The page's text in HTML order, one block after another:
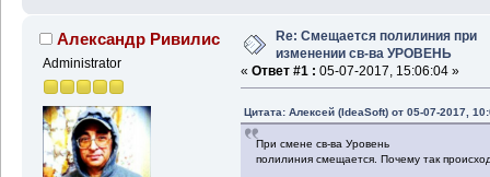
Александр Ривилис
Administrator
Re: Смещается полилиния при
изменении св-ва УРОВЕНЬ
« Ответ #1 : 05-07-2017, 15:06:04 »
Цитата: Алексей (IdeaSoft) от 05-07-2017,
При смене св-ва Уровень
полилиния смещается. Почему так